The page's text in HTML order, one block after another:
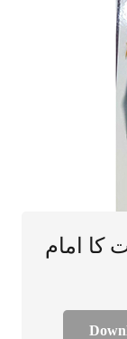
امام